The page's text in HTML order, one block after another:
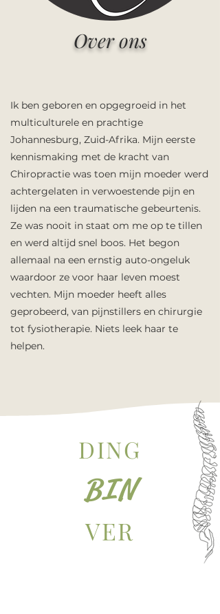
Over ons
Ik ben geboren en opgegroeid in het
multiculturele en prachtige
Johannesburg, Zuid-Afrika. Mijn eerste
kennismaking met de kracht van
Chiropractie was toen mijn moeder werd
achtergelaten in verwoestende pijn en
lijden na een traumatische gebeurtenis.
Ze was nooit in staat om me op te tillen
en werd altijd snel boos. Het begon
allemaal na een ernstig auto-ongeluk
waardoor ze voor haar leven moest
vechten. Mijn moeder heeft alles
geprobeerd, van pijnstillers en chirurgie
tot fysiotherapie. Niets leek haar te
helpen.
DING
BIN
VER